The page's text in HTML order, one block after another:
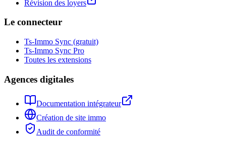
Révision des loyers
Le connecteur
Ts-Immo Sync (gratuit)
Ts-Immo Sync Pro
Toutes les extensions
Agences digitales
Documentation intégrateur
Création de site immo
Audit de conformité